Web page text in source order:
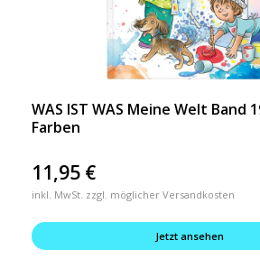
WAS IST WAS Meine Welt Band
Farben
11,95 €
inkl. MwSt. zzgl. möglicher Versandkosten
Jetzt ansehen